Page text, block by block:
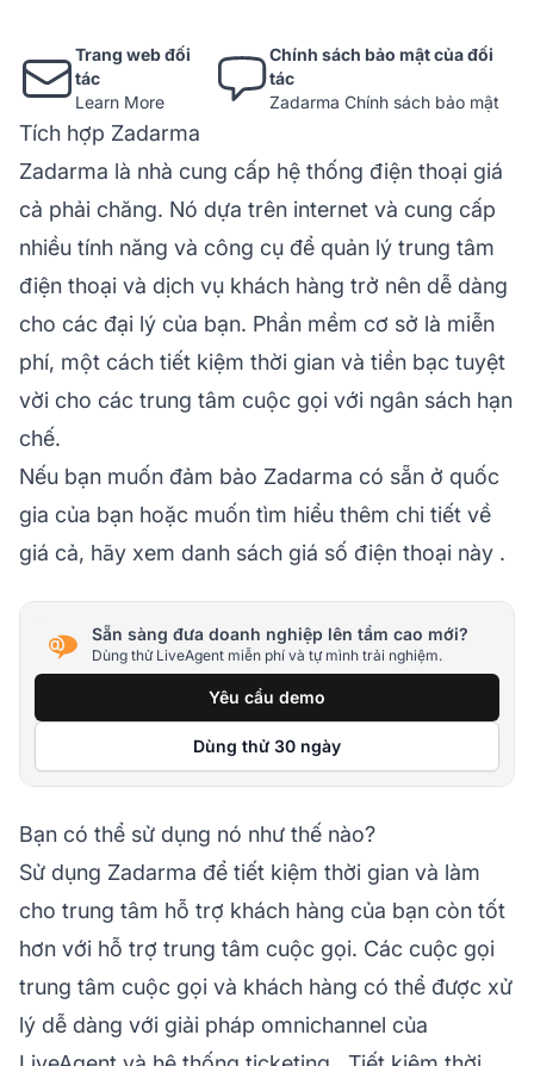
Trang web đối
tác
Learn More
Chính sách bảo mật của đối
tác
Zadarma Chính sách bảo mật
Tích hợp Zadarma
Zadarma là nhà cung cấp hệ thống điện thoại giá
cả phải chăng. Nó dựa trên internet và cung cấp
nhiều tính năng và công cụ để quản lý trung tâm
điện thoại và dịch vụ khách hàng trở nên dễ dàng
cho các đại lý của bạn. Phần mềm cơ sở là miễn
phí, một cách tiết kiệm thời gian và tiền bạc tuyệt
vời cho các trung tâm cuộc gọi với ngân sách hạn
chế.
Nếu bạn muốn đảm bảo Zadarma có sẵn ở quốc
gia của bạn hoặc muốn tìm hiểu thêm chi tiết về
giá cả, hãy xem danh sách giá số điện thoại này .
Sẵn sàng đưa doanh nghiệp lên tầm cao mới?
Dùng thử LiveAgent miễn phí và tự mình trải nghiệm.
Yêu cầu demo
Dùng thử 30 ngày
Bạn có thể sử dụng nó như thế nào?
Sử dụng Zadarma để tiết kiệm thời gian và làm
cho trung tâm hỗ trợ khách hàng của bạn còn tốt
hơn với hỗ trợ trung tâm cuộc gọi. Các cuộc gọi
trung tâm cuộc gọi và khách hàng có thể được xử
lý dễ dàng với giải pháp omnichannel của